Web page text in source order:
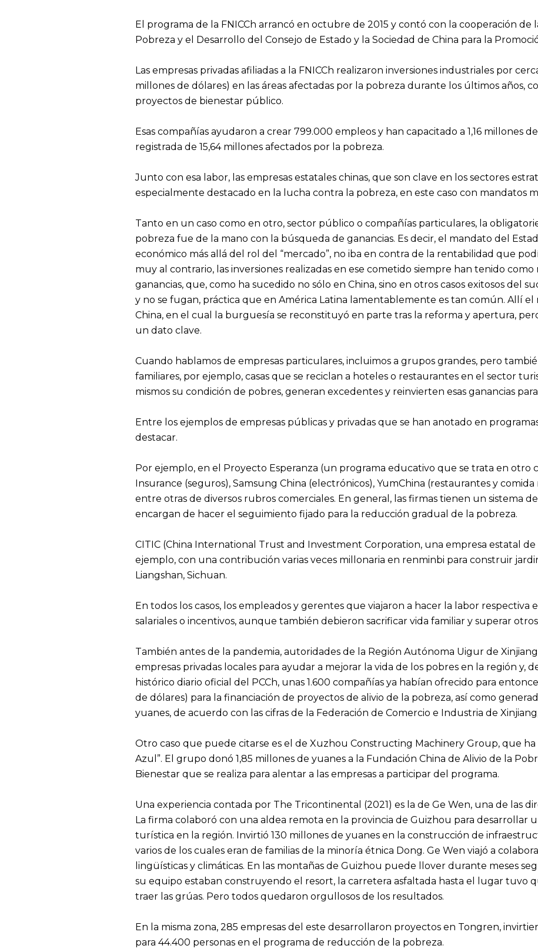
El programa de la FNICCh arrancó en octubre de 2015 y contó con la cooperación
Pobreza y el Desarrollo del Consejo de Estado y la Sociedad de China para la
Las empresas privadas afiliadas a la FNICCh realizaron inversiones industriales por
millones de dólares) en las áreas afectadas por la pobreza durante los últimos años,
proyectos de bienestar público.
Esas compañías ayudaron a crear 799.000 empleos y han capacitado a 1,16 millones
registrada de 15,64 millones afectados por la pobreza.
Junto con esa labor, las empresas estatales chinas, que son clave en los sectores
especialmente destacado en la lucha contra la pobreza, en este caso con mandatos
Tanto en un caso como en otro, sector público o compañías particulares, la
pobreza fue de la mano con la búsqueda de ganancias. Es decir, el mandato del
económico más allá del rol del “mercado”, no iba en contra de la rentabilidad que
muy al contrario, las inversiones realizadas en ese cometido siempre han tenido
ganancias, que, como ha sucedido no sólo en China, sino en otros casos exitosos del
y no se fugan, práctica que en América Latina lamentablemente es tan común. Allí
China, en el cual la burguesía se reconstituyó en parte tras la reforma y apertura,
un dato clave.
Cuando hablamos de empresas particulares, incluimos a grupos grandes, pero
familiares, por ejemplo, casas que se reciclan a hoteles o restaurantes en el sector
mismos su condición de pobres, generan excedentes y reinvierten esas ganancias
Entre los ejemplos de empresas públicas y privadas que se han anotado en
destacar.
Por ejemplo, en el Proyecto Esperanza (un programa educativo que se trata en otro
Insurance (seguros), Samsung China (electrónicos), YumChina (restaurantes y
entre otras de diversos rubros comerciales. En general, las firmas tienen un sistema
encargan de hacer el seguimiento fijado para la reducción gradual de la pobreza.
CITIC (China International Trust and Investment Corporation, una empresa estatal de
ejemplo, con una contribución varias veces millonaria en renminbi para construir
Liangshan, Sichuan.
En todos los casos, los empleados y gerentes que viajaron a hacer la labor
salariales o incentivos, aunque también debieron sacrificar vida familiar y superar
También antes de la pandemia, autoridades de la Región Autónoma Uigur de
empresas privadas locales para ayudar a mejorar la vida de los pobres en la región y,
histórico diario oficial del PCCh, unas 1.600 compañías ya habían ofrecido para
de dólares) para la financiación de proyectos de alivio de la pobreza, así como
yuanes, de acuerdo con las cifras de la Federación de Comercio e Industria de
Otro caso que puede citarse es el de Xuzhou Constructing Machinery Group, que
Azul”. El grupo donó 1,85 millones de yuanes a la Fundación China de Alivio de la
Bienestar que se realiza para alentar a las empresas a participar del programa.
Una experiencia contada por The Tricontinental (2021) es la de Ge Wen, una de las
La firma colaboró con una aldea remota en la provincia de Guizhou para desarrollar
turística en la región. Invirtió 130 millones de yuanes en la construcción de
varios de los cuales eran de familias de la minoría étnica Dong. Ge Wen viajó a
lingüísticas y climáticas. En las montañas de Guizhou puede llover durante meses
su equipo estaban construyendo el resort, la carretera asfaltada hasta el lugar tuvo
traer las grúas. Pero todos quedaron orgullosos de los resultados.
En la misma zona, 285 empresas del este desarrollaron proyectos en Tongren,
para 44.400 personas en el programa de reducción de la pobreza.